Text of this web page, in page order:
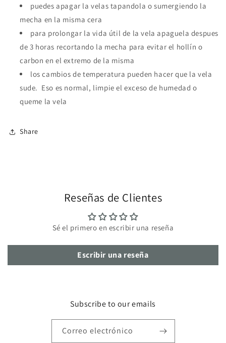
puedes apagar la velas tapandola o sumergiendo la
mecha en la misma cera
para prolongar la vida útil de la vela apaguela despues
de 3 horas recortando la mecha para evitar el hollín o
carbon en el extremo de la misma
los cambios de temperatura pueden hacer que la vela
sude. Eso es normal, limpie el exceso de humedad o
queme la vela
Share
Reseñas de Clientes
Sé el primero en escribir una reseña
Escribir una reseña
Subscribe to our emails
Correo electrónico